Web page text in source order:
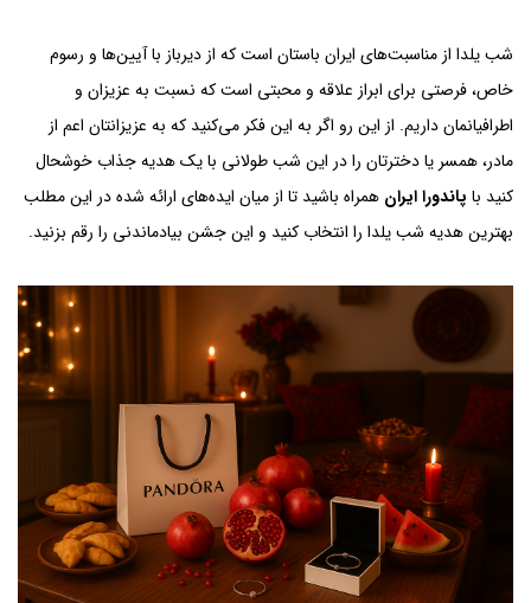
شب یلدا از مناسبت‌های ایران باستان است که از دیرباز با آیین‌ها و رسوم
خاص، فرصتی برای ابراز علاقه و محبتی است که نسبت به عزیزان و
اطرافیانمان داریم. از این رو اگر به این فکر می‌کنید که به عزیزانتان اعم از
مادر، همسر یا دخترتان را در این شب طولانی با یک هدیه جذاب خوشحال
کنید با پاندورا ایران همراه باشید تا از میان ایده‌های ارائه شده در این مطلب
بهترین هدیه شب یلدا را انتخاب کنید و این جشن بیادماندنی را رقم بزنید.